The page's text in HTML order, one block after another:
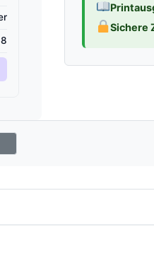
Sichere